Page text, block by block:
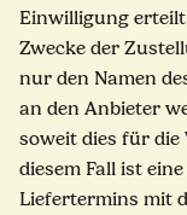
Einwilligung
Zwecke der
nur den Namen
an den Anbieter
soweit dies für
diesem Fall ist
Liefertermins mit